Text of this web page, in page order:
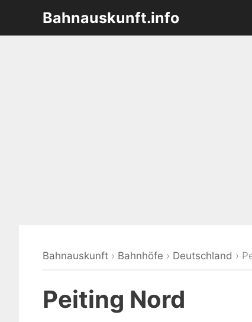
springen
Bahnauskunft.info
Bahnauskunft › Bahnhöfe › Deutschland ›
Peiting Nord